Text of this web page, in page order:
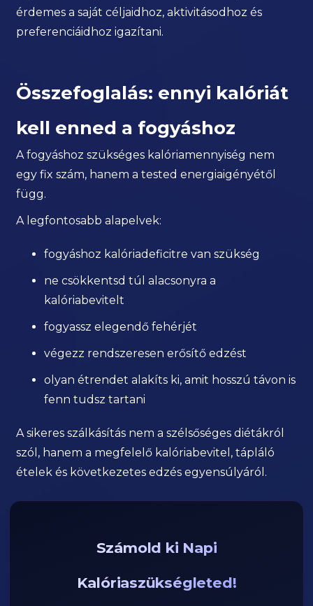
érdemes a saját céljaidhoz, aktivitásodhoz és
preferenciáidhoz igazítani.
Összefoglalás: ennyi kalóriát
kell enned a fogyáshoz
A fogyáshoz szükséges kalóriamennyiség nem
egy fix szám, hanem a tested energiaigényétől
függ.
A legfontosabb alapelvek:
fogyáshoz kalóriadeficitre van szükség
ne csökkentsd túl alacsonyra a
kalóriabevitelt
fogyassz elegendő fehérjét
végezz rendszeresen erősítő edzést
olyan étrendet alakíts ki, amit hosszú távon is
fenn tudsz tartani
A sikeres szálkásítás nem a szélsőséges diétákról
szól, hanem a megfelelő kalóriabevitel, tápláló
ételek és következetes edzés egyensúlyáról.
Számold ki Napi
Kalóriaszükségleted!